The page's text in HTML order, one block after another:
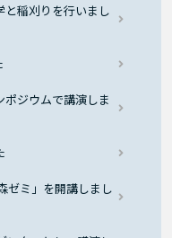
と稲刈りを行いまし
ジウムで講演しま
ゼミ」を開講しまし